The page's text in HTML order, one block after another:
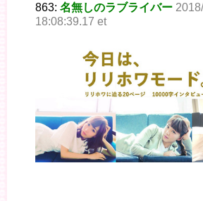
863: 名無しのラブライバー
18:08:39.17 et